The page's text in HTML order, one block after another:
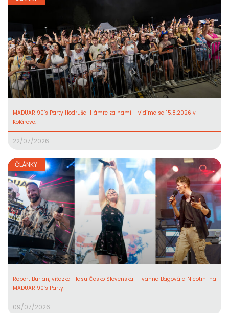
MADUAR 90’s Party Hodruša-Hámre za nami – vidíme sa 15.8.2026 v
Kolárove.
22/07/2026
ČLÁNKY
Robert Burian, víťazka Hlasu Česko Slovenska – Ivanna Bagová a Nicotini na
MADUAR 90’s Party!
09/07/2026